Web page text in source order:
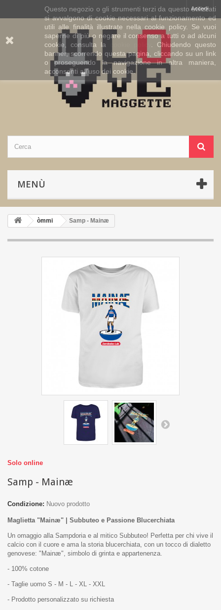
Accedi
MENÙ
òmmi Samp - Mainæ
Solo online
Samp - Mainæ
Condizione: Nuovo prodotto
Maglietta "Mainæ" | Subbuteo e Passione Blucerchiata
Un omaggio alla Sampdoria e al mitico Subbuteo! Perfetta per chi vive il
calcio con il cuore e ama la storia blucerchiata, con un tocco di dialetto
genovese: "Mainæ", simbolo di grinta e appartenenza.
- 100% cotone
- Taglie uomo S - M - L - XL - XXL
- Prodotto personalizzato su richiesta
Questo negozio o gli strumenti terzi da questo utilizzati
si avvalgono di cookie necessari al funzionamento ed
utili alle finalità illustrate nella cookie policy. Se vuoi
saperne di più o negare il consenso a tutti o ad alcuni
cookie, consulta la
. Chiudendo questo
banner, scorrendo questa pagina, cliccando su un link
o proseguendo la navigazione in altra maniera,
acconsenti all’uso dei cookie.